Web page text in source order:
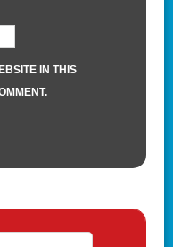
IN THIS